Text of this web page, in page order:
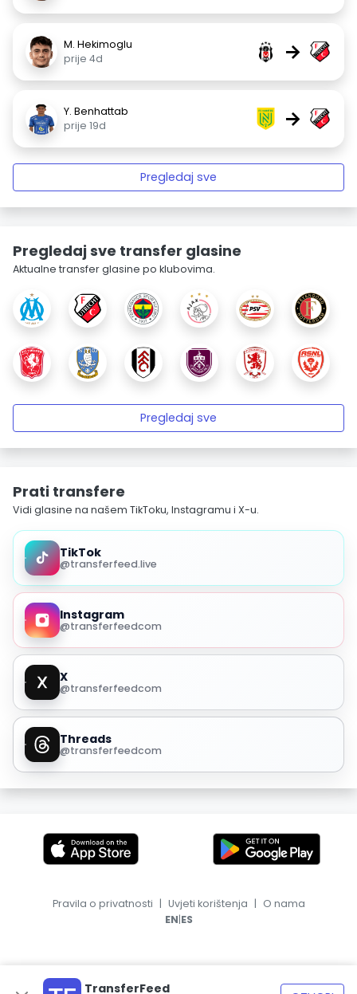
M. Hekimoglu
prije 4d
→
Y. Benhattab
prije 19d
→
Pregledaj sve
Pregledaj sve transfer glasine
Aktualne transfer glasine po klubovima.
Pregledaj sve
Prati transfere
Vidi glasine na našem TikToku, Instagramu i X-u.
TikTok
@transferfeed.live
Instagram
@transferfeedcom
X
@transferfeedcom
Threads
@transferfeedcom
TransferFeed
Pravila o privatnosti | Uvjeti korištenja | O nama
EN|ES